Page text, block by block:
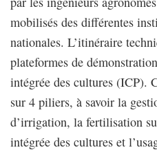
mobilisés des différentes
nationales. L’itinéraire
plateformes de
intégrée des cultures (ICP).
sur 4 piliers, à savoir la
d’irrigation, la fertilisation
intégrée des cultures et